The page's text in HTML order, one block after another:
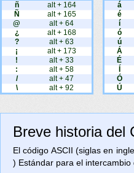
ñ
alt + 164
Ñ
alt + 165
@
alt + 64
¿
alt + 168
?
alt + 63
¡
alt + 173
!
alt + 33
:
alt + 58
/
alt + 47
\
alt + 92
á
é
í
ó
ú
Á
É
Ó
Ú
Breve historia del
El código ASCII (siglas en
) Estándar para el